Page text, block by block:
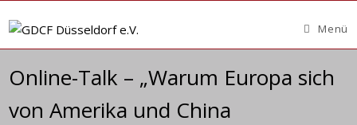
Inhalt
Menü
Online-Talk – „Warum Europa sich
von Amerika und China